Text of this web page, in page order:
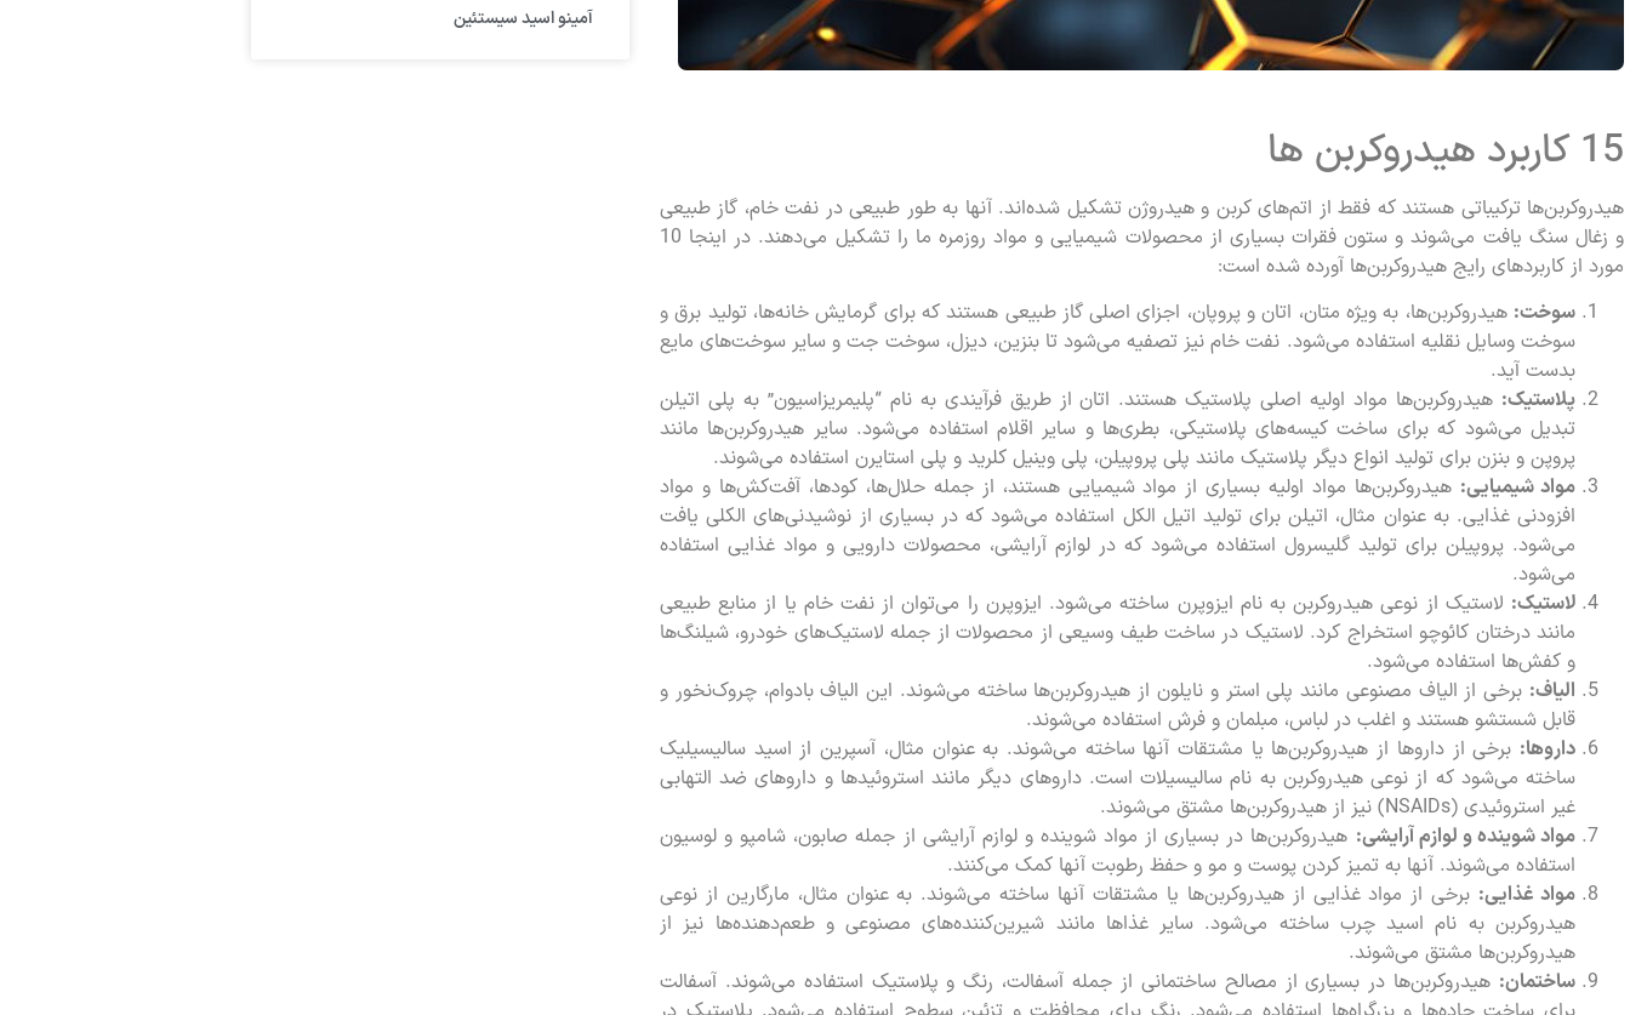
آمینو اسید سیستئین
15 کاربرد هیدروکربن ها
هیدروکربن‌ها ترکیباتی هستند که فقط از اتم‌های کربن و هیدروژن تشکیل شده‌اند. آنها به طور طبیعی در نفت خام، گاز طبیعی
و زغال سنگ یافت می‌شوند و ستون فقرات بسیاری از محصولات شیمیایی و مواد روزمره ما را تشکیل می‌دهند. در اینجا 10
مورد از کاربردهای رایج هیدروکربن‌ها آورده شده است:
سوخت: هیدروکربن‌ها، به ویژه متان، اتان و پروپان، اجزای اصلی گاز طبیعی هستند که برای گرمایش خانه‌ها، تولید برق و
سوخت وسایل نقلیه استفاده می‌شود. نفت خام نیز تصفیه می‌شود تا بنزین، دیزل، سوخت جت و سایر سوخت‌های مایع
بدست آید.
پلاستیک: هیدروکربن‌ها مواد اولیه اصلی پلاستیک هستند. اتان از طریق فرآیندی به نام “پلیمریزاسیون” به پلی اتیلن
تبدیل می‌شود که برای ساخت کیسه‌های پلاستیکی، بطری‌ها و سایر اقلام استفاده می‌شود. سایر هیدروکربن‌ها مانند
پروپن و بنزن برای تولید انواع دیگر پلاستیک مانند پلی پروپیلن، پلی وینیل کلرید و پلی استایرن استفاده می‌شوند.
مواد شیمیایی: هیدروکربن‌ها مواد اولیه بسیاری از مواد شیمیایی هستند، از جمله حلال‌ها، کودها، آفت‌کش‌ها و مواد
افزودنی غذایی. به عنوان مثال، اتیلن برای تولید اتیل الکل استفاده می‌شود که در بسیاری از نوشیدنی‌های الکلی یافت
می‌شود. پروپیلن برای تولید گلیسرول استفاده می‌شود که در لوازم آرایشی، محصولات دارویی و مواد غذایی استفاده
می‌شود.
لاستیک: لاستیک از نوعی هیدروکربن به نام ایزوپرن ساخته می‌شود. ایزوپرن را می‌توان از نفت خام یا از منابع طبیعی
مانند درختان کائوچو استخراج کرد. لاستیک در ساخت طیف وسیعی از محصولات از جمله لاستیک‌های خودرو، شیلنگ‌ها
و کفش‌ها استفاده می‌شود.
الیاف: برخی از الیاف مصنوعی مانند پلی استر و نایلون از هیدروکربن‌ها ساخته می‌شوند. این الیاف بادوام، چروک‌نخور و
قابل شستشو هستند و اغلب در لباس، مبلمان و فرش استفاده می‌شوند.
داروها: برخی از داروها از هیدروکربن‌ها یا مشتقات آنها ساخته می‌شوند. به عنوان مثال، آسپرین از اسید سالیسیلیک
ساخته می‌شود که از نوعی هیدروکربن به نام سالیسیلات است. داروهای دیگر مانند استروئیدها و داروهای ضد التهابی
غیر استروئیدی (NSAIDs) نیز از هیدروکربن‌ها مشتق می‌شوند.
مواد شوینده و لوازم آرایشی: هیدروکربن‌ها در بسیاری از مواد شوینده و لوازم آرایشی از جمله صابون، شامپو و لوسیون
استفاده می‌شوند. آنها به تمیز کردن پوست و مو و حفظ رطوبت آنها کمک می‌کنند.
مواد غذایی: برخی از مواد غذایی از هیدروکربن‌ها یا مشتقات آنها ساخته می‌شوند. به عنوان مثال، مارگارین از نوعی
هیدروکربن به نام اسید چرب ساخته می‌شود. سایر غذاها مانند شیرین‌کننده‌های مصنوعی و طعم‌دهنده‌ها نیز از
هیدروکربن‌ها مشتق می‌شوند.
ساختمان: هیدروکربن‌ها در بسیاری از مصالح ساختمانی از جمله آسفالت، رنگ و پلاستیک استفاده می‌شوند. آسفالت